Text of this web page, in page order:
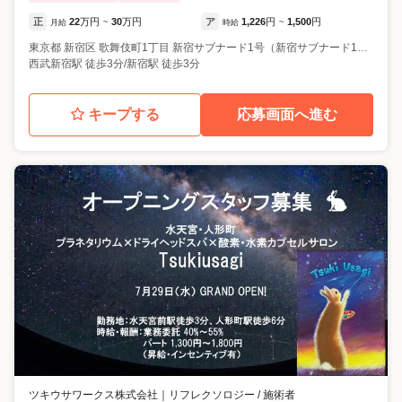
正 月給 22万円 ~ 30万円 ア 時給 1,226円 ~ 1,500円
東京都 新宿区 歌舞伎町1丁目 新宿サブナード1号（新宿サブナード1丁目）
西武新宿駅 徒歩3分/新宿駅 徒歩3分
キープする 応募画面へ進む
ツキウサワークス株式会社 ｜ リフレクソロジー / 施術者